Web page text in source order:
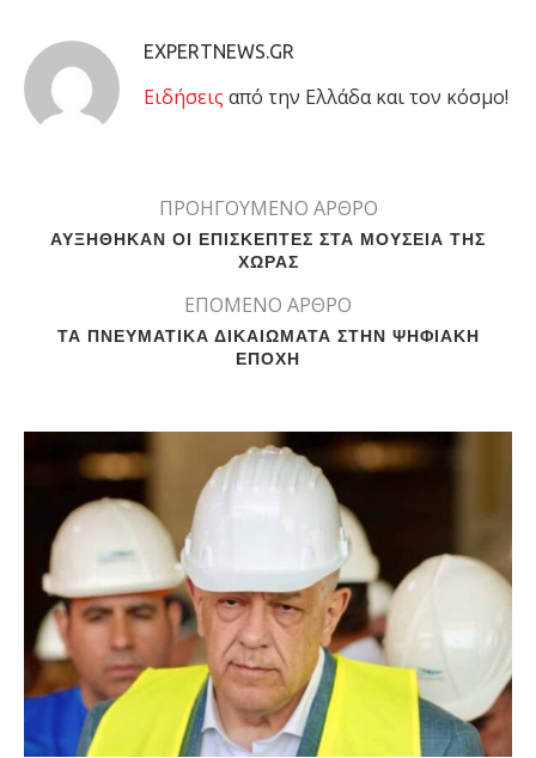
EXPERTNEWS.GR
Eιδήσεις από την Ελλάδα και τον κόσμο!
ΠΡΟΗΓΟΥΜΕΝΟ ΑΡΘΡΟ
ΑΥΞΗΘΗΚΑΝ ΟΙ ΕΠΙΣΚΕΠΤΕΣ ΣΤΑ ΜΟΥΣΕΙΑ ΤΗΣ
ΧΩΡΑΣ
ΕΠΟΜΕΝΟ ΑΡΘΡΟ
ΤΑ ΠΝΕΥΜΑΤΙΚΑ ΔΙΚΑΙΩΜΑΤΑ ΣΤΗΝ ΨΗΦΙΑΚΗ
ΕΠΟΧΗ